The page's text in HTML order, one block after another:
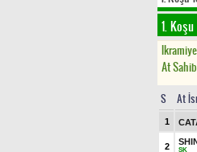
1. Koşu
At
S At
1
2
SK